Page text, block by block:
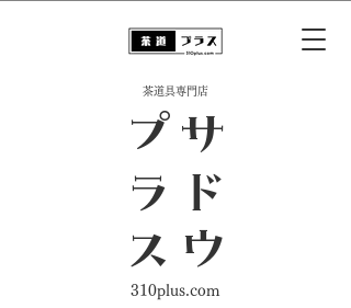
​茶道具専門店
サ
ド
ウ
プ
ラ
ス
310plus.com